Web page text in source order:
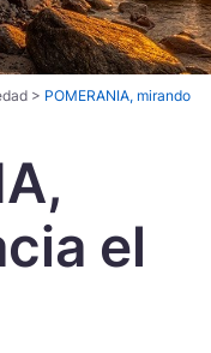
> POMERANIA, mirando
el